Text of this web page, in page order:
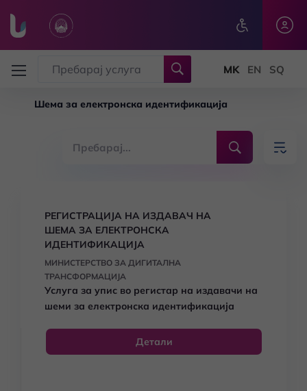
Шема за електронска идентификација
РЕГИСТРАЦИЈА НА ИЗДАВАЧ НА
ШЕМА ЗА ЕЛЕКТРОНСКА
ИДЕНТИФИКАЦИЈА
МИНИСТЕРСТВО ЗА ДИГИТАЛНА
ТРАНСФОРМАЦИЈА
Услуга за упис во регистар на издавачи на
шеми за електронска идентификација
Детали